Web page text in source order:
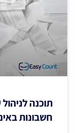
תוכנה
חשבונות